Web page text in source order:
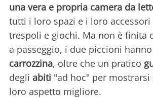
una vera e propria camera da
tutti i loro spazi e i loro
trespoli e giochi. Ma non è finita
a passeggio, i due piccioni
carrozzina, oltre che un pratico
degli abiti "ad hoc" per mostrarsi
loro aspetto migliore.